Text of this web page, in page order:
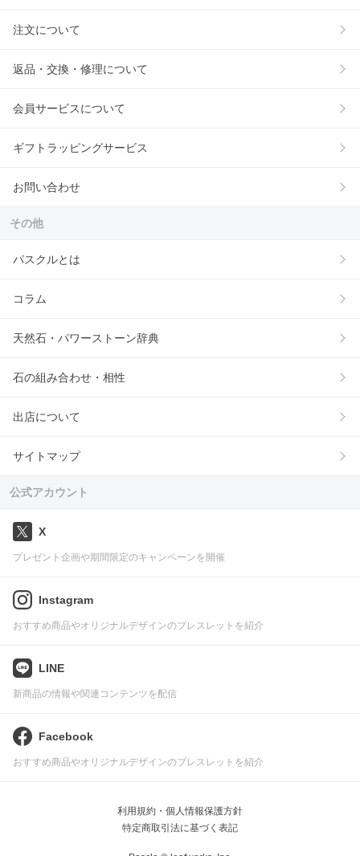
注文について
返品・交換・修理について
会員サービスについて
ギフトラッピングサービス
お問い合わせ
その他
パスクルとは
コラム
天然石・パワーストーン辞典
石の組み合わせ・相性
出店について
サイトマップ
公式アカウント
X
プレゼント企画や期間限定のキャンペーンを開催
Instagram
おすすめ商品やオリジナルデザインのブレスレットを紹介
LINE
新商品の情報や関連コンテンツを配信
Facebook
おすすめ商品やオリジナルデザインのブレスレットを紹介
利用規約・個人情報保護方針
特定商取引法に基づく表記